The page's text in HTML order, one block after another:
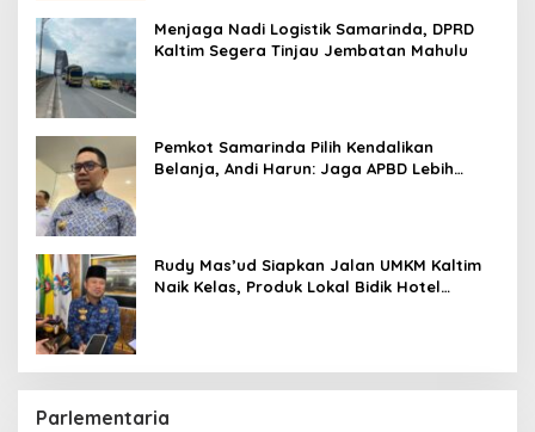
Menjaga Nadi Logistik Samarinda, DPRD
Kaltim Segera Tinjau Jembatan Mahulu
Pemkot Samarinda Pilih Kendalikan
Belanja, Andi Harun: Jaga APBD Lebih
Rudy Mas’ud Siapkan Jalan UMKM Kaltim
Naik Kelas, Produk Lokal Bidik Hotel
Parlementaria